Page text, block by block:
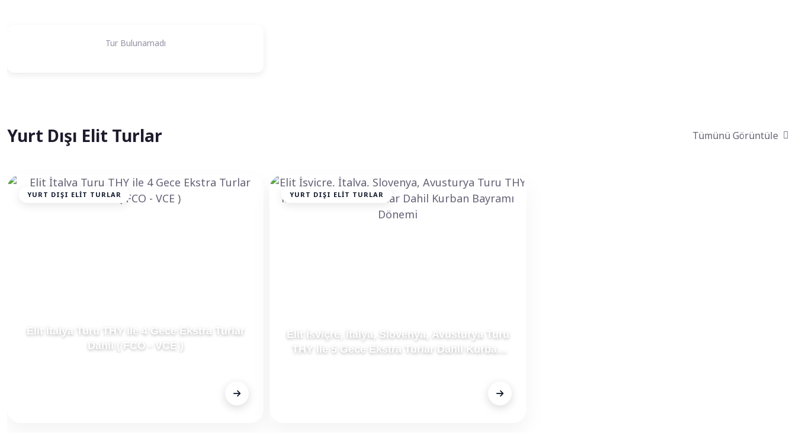
Tur Bulunamadı
Yurt Dışı Elit Turlar Tümünü Görüntüle
YURT DIŞI ELIT TURLAR
Elit İtalya Turu THY ile 4 Gece Ekstra Turlar
Dahil ( FCO - VCE )
YURT DIŞI ELIT TURLAR
Elit İsviçre, İtalya, Slovenya, Avusturya Turu
THY ile 5 Gece Ekstra Turlar Dahil Kurban